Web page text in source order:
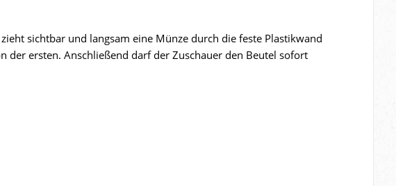
sichtbar und langsam eine Münze durch die feste Plastikwand
der ersten. Anschließend darf der Zuschauer den Beutel sofort